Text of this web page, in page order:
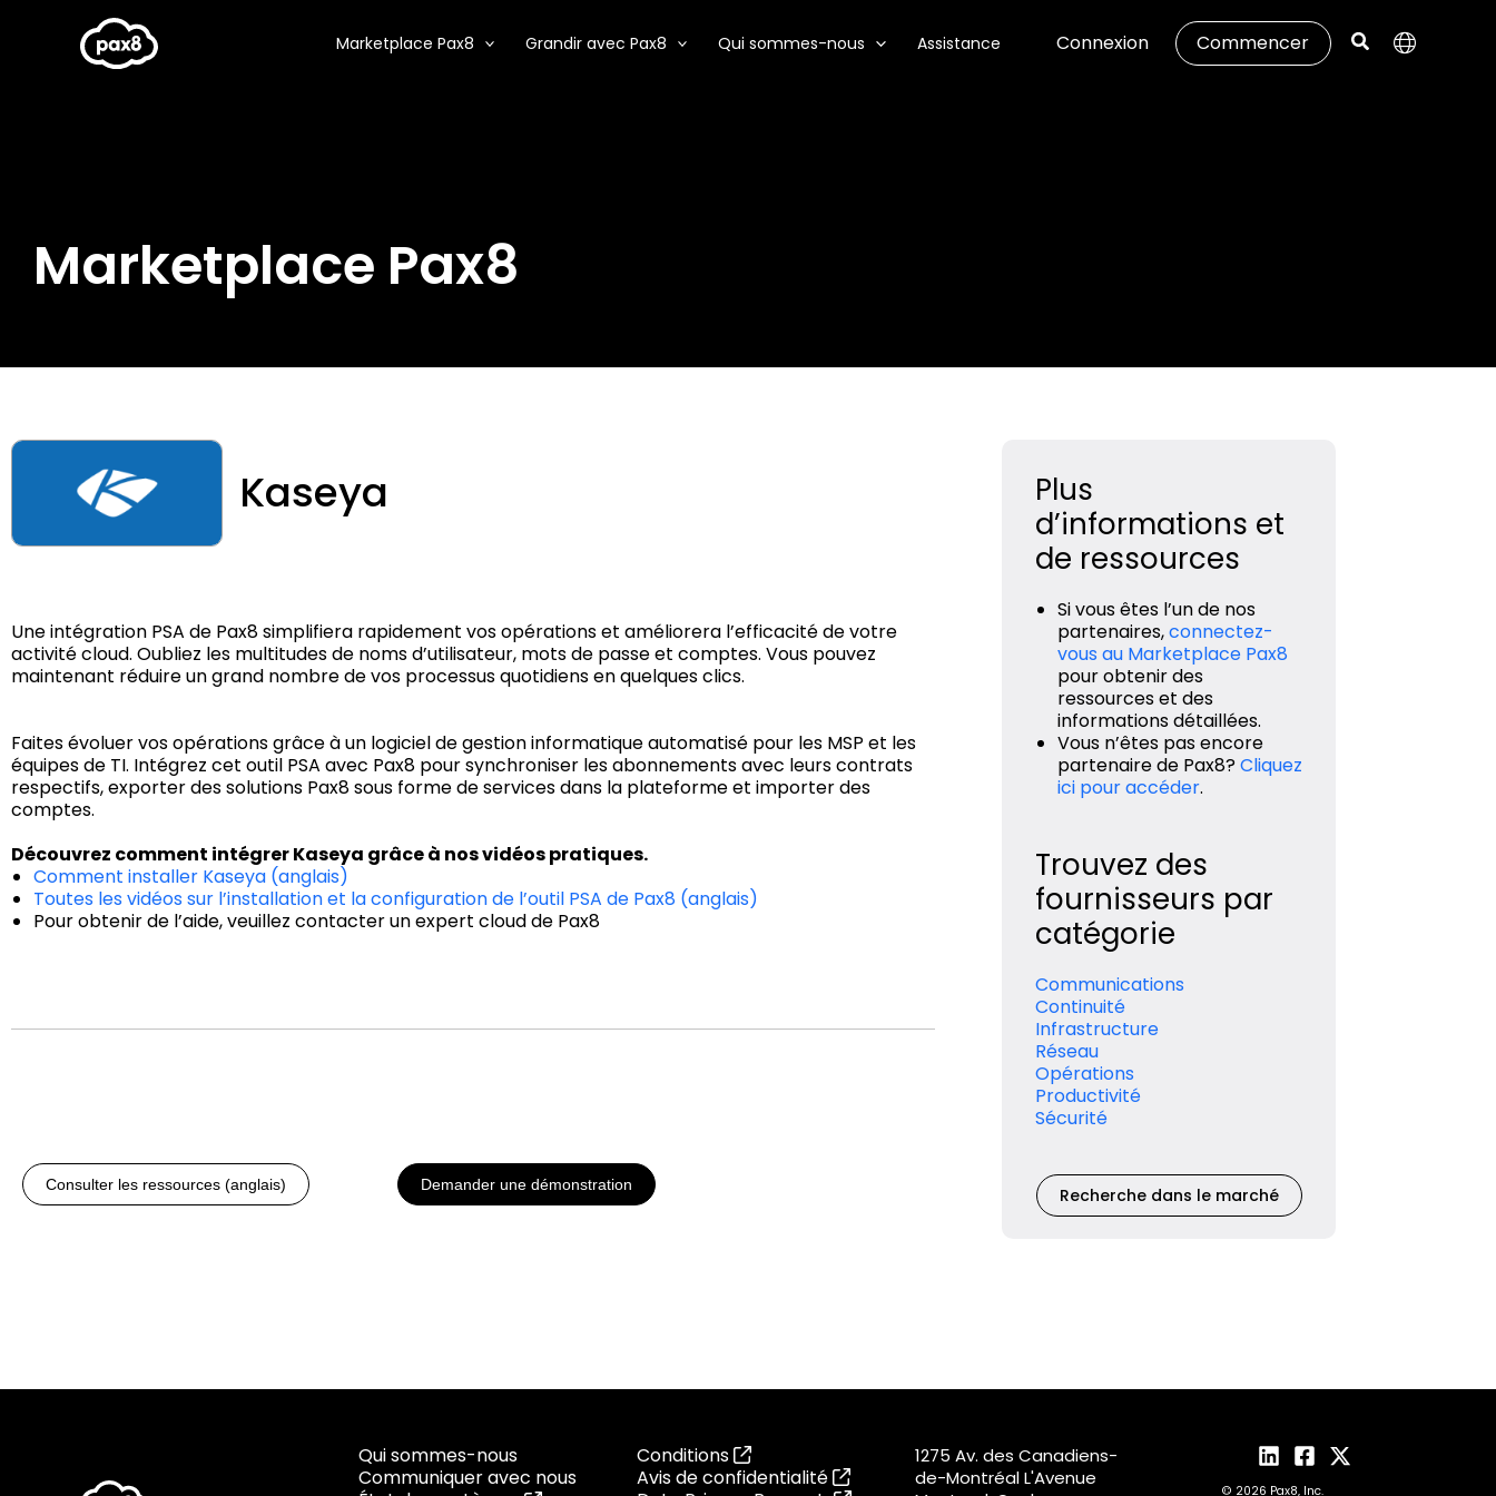
Marketplace Pax8 Grandir avec Pax8 Qui sommes-nous Assistance Connexion Commencer
Marketplace Pax8
Kaseya
Une intégration PSA de Pax8 simplifiera rapidement vos opérations et améliorera l’efficacité de votre
activité cloud. Oubliez les multitudes de noms d’utilisateur, mots de passe et comptes. Vous pouvez
maintenant réduire un grand nombre de vos processus quotidiens en quelques clics.
Faites évoluer vos opérations grâce à un logiciel de gestion informatique automatisé pour les MSP et les
équipes de TI. Intégrez cet outil PSA avec Pax8 pour synchroniser les abonnements avec leurs contrats
respectifs, exporter des solutions Pax8 sous forme de services dans la plateforme et importer des
comptes.
Découvrez comment intégrer Kaseya grâce à nos vidéos pratiques.
Comment installer Kaseya (anglais)
Toutes les vidéos sur l’installation et la configuration de l’outil PSA de Pax8 (anglais)
Pour obtenir de l’aide, veuillez contacter un expert cloud de Pax8
Consulter les ressources (anglais) Demander une démonstration
Plus
d’informations et
de ressources
Si vous êtes l’un de nos
partenaires,connectez-
vous au Marketplace Pax8
pour obtenir des
ressources et des
informations détaillées.
Vous n’êtes pas encore
partenaire de Pax8?Cliquez
ici pour accéder.
Trouvez des
fournisseurs par
catégorie
Communications
Continuité
Infrastructure
Réseau
Opérations
Productivité
Sécurité
Recherche dans le marché
Qui sommes-nous
Communiquer avec nous
Conditions
Avis de confidentialité
1275 Av. des Canadiens-
de-Montréal L'Avenue
© 2026 Pax8, Inc.